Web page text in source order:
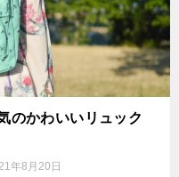
のかわいいリュック
年8月20日